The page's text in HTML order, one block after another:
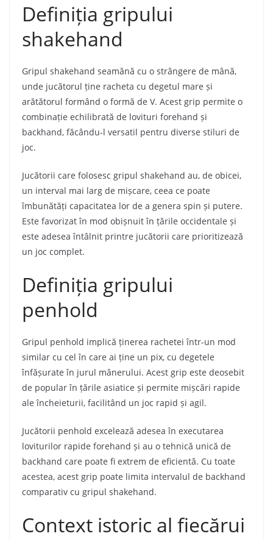
Definiția gripului
shakehand
Gripul shakehand seamănă cu o strângere de mână,
unde jucătorul ține racheta cu degetul mare și
arătătorul formând o formă de V. Acest grip permite o
combinație echilibrată de lovituri forehand și
backhand, făcându-l versatil pentru diverse stiluri de
joc.
Jucătorii care folosesc gripul shakehand au, de obicei,
un interval mai larg de mișcare, ceea ce poate
îmbunătăți capacitatea lor de a genera spin și putere.
Este favorizat în mod obișnuit în țările occidentale și
este adesea întâlnit printre jucătorii care prioritizează
un joc complet.
Definiția gripului
penhold
Gripul penhold implică ținerea rachetei într-un mod
similar cu cel în care ai ține un pix, cu degetele
înfășurate în jurul mânerului. Acest grip este deosebit
de popular în țările asiatice și permite mișcări rapide
ale încheieturii, facilitând un joc rapid și agil.
Jucătorii penhold excelează adesea în executarea
loviturilor rapide forehand și au o tehnică unică de
backhand care poate fi extrem de eficientă. Cu toate
acestea, acest grip poate limita intervalul de backhand
comparativ cu gripul shakehand.
Context istoric al fiecărui